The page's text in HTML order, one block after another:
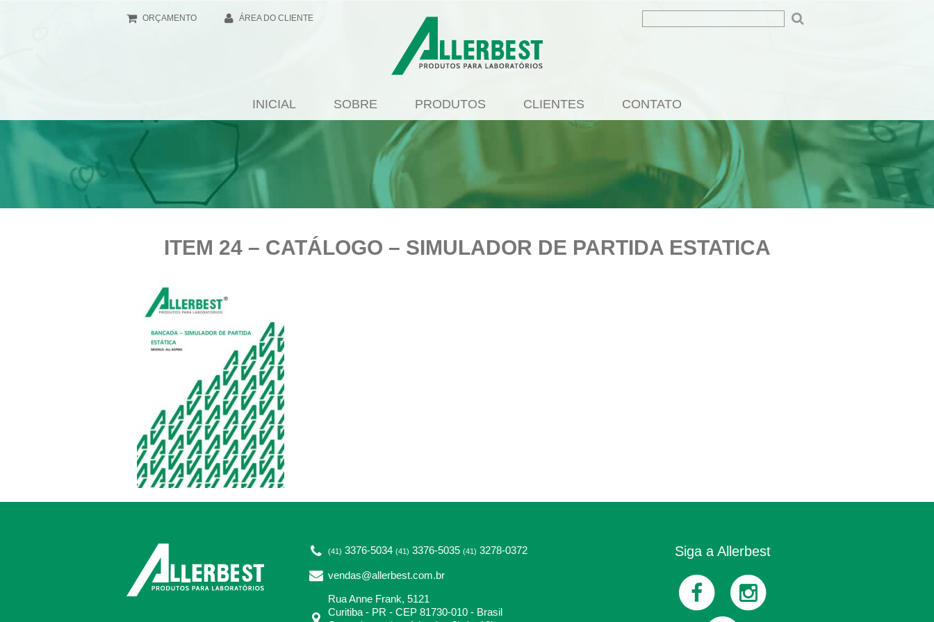
ORÇAMENTO ÁREA DO CLIENTE
INICIAL SOBRE PRODUTOS CLIENTES CONTATO
ITEM 24 – CATÁLOGO – SIMULADOR DE PARTIDA ESTATICA
(41) 3376-5034 (41) 3376-5035 (41) 3278-0372
vendas@allerbest.com.br
Rua Anne Frank, 5121
Curitiba - PR - CEP 81730-010 - Brasil
Siga a Allerbest